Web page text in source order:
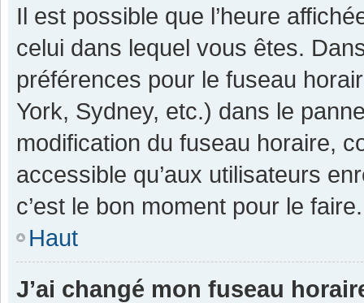
Il est possible que l’heure
celui dans lequel vous êtes.
préférences pour le fuseau
York, Sydney, etc.) dans le
modification du fuseau horaire,
accessible qu’aux utilisateurs
c’est le bon moment pour le faire.
Haut
J’ai changé mon fuseau